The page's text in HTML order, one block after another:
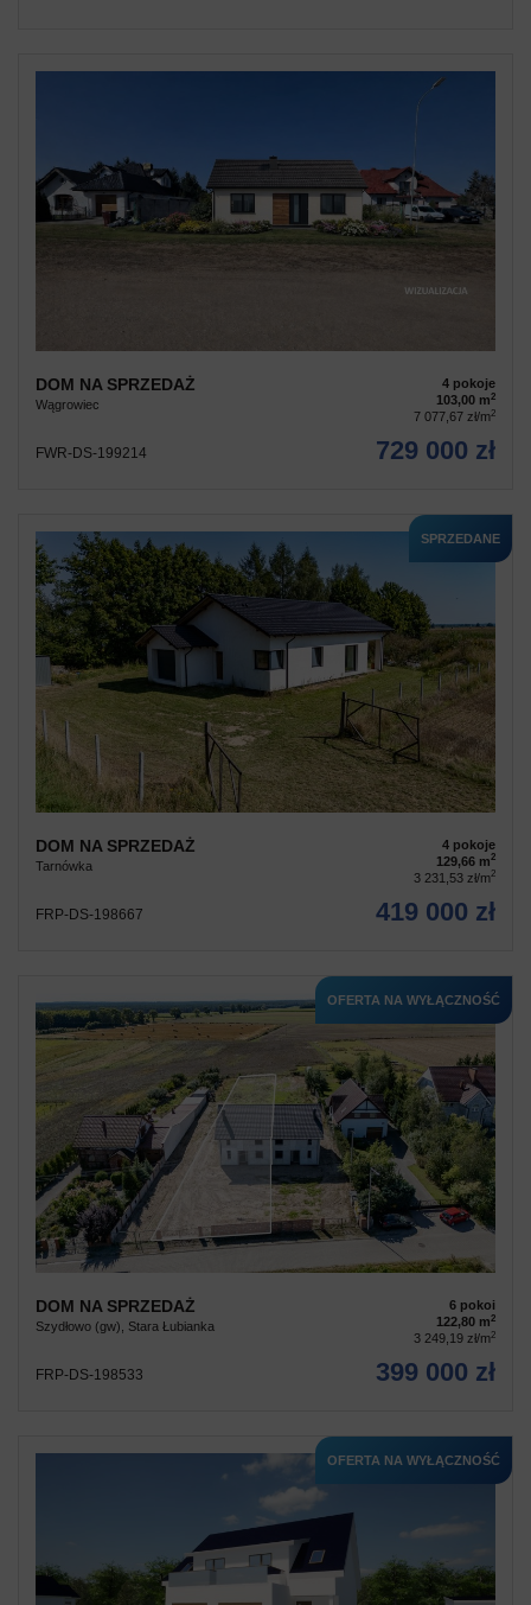
DOM NA SPRZEDAŻ
Wągrowiec
4 pokoje
103,00 m2
7 077,67 zł/m2
FWR-DS-199214 729 000 zł
SPRZEDANE
DOM NA SPRZEDAŻ
Tarnówka
4 pokoje
129,66 m2
3 231,53 zł/m2
FRP-DS-198667 419 000 zł
OFERTA NA WYŁĄCZNOŚĆ
DOM NA SPRZEDAŻ
Szydłowo (gw), Stara Łubianka
6 pokoi
122,80 m2
3 249,19 zł/m2
FRP-DS-198533 399 000 zł
OFERTA NA WYŁĄCZNOŚĆ